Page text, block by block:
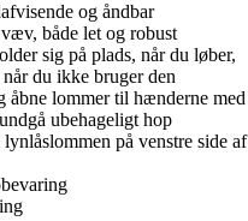
og åndbar
både let og robust
sig på plads, når du løber,
du ikke bruger den
åbne lommer til hænderne med
ubehageligt hop
på venstre side af